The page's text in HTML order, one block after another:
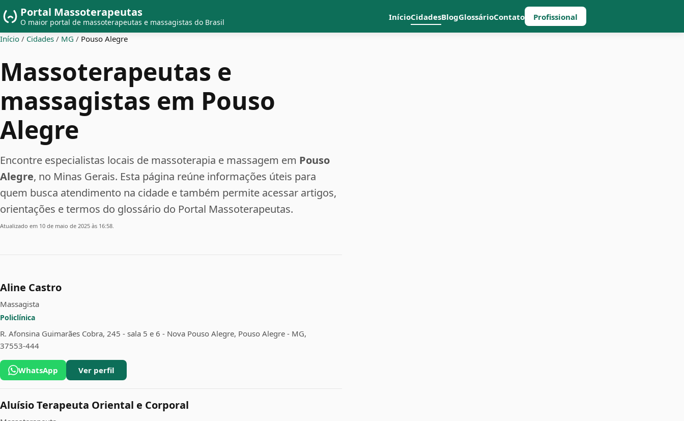
Portal Massoterapeutas
O maior portal de massoterapeutas e massagistas do Brasil
InícioCidadesBlogGlossárioContato Profissional
Início / Cidades / MG / Pouso Alegre
Massoterapeutas e
massagistas em Pouso
Alegre
Encontre especialistas locais de massoterapia e massagem em Pouso
Alegre, no Minas Gerais. Esta página reúne informações úteis para
quem busca atendimento na cidade e também permite acessar artigos,
orientações e termos do glossário do Portal Massoterapeutas.
Atualizado em 10 de maio de 2025 às 16:58.
Aline Castro
Massagista
Policlínica
R. Afonsina Guimarães Cobra, 245 - sala 5 e 6 - Nova Pouso Alegre, Pouso Alegre - MG,
37553-444
WhatsApp Ver perfil
Aluísio Terapeuta Oriental e Corporal